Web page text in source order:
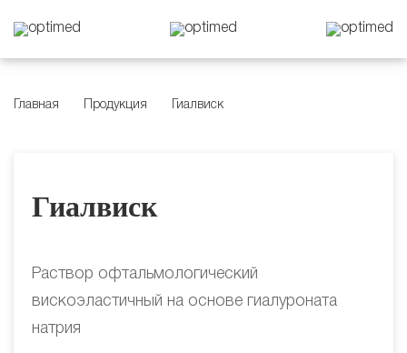
Главная Продукция Гиалвиск
Гиалвиск
Раствор офтальмологический
вискоэластичный на основе гиалуроната
натрия